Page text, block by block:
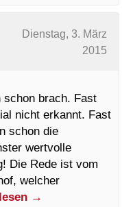
Dienstag, 3. März
2015
schon brach. Fast
nicht erkannt. Fast
schon die
wertvolle
Die Rede ist vom
welcher
→